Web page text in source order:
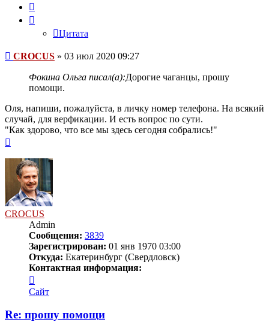
Цитата
Сообщение
CROCUS » 03 июл 2020 09:27
Фокина Ольга писал(а):Дорогие чаганцы, прошу
помощи.
Оля, напиши, пожалуйста, в личку номер телефона. На всякий
случай, для верфикации. И есть вопрос по сути.
"Как здорово, что все мы здесь сегодня собрались!"
началу
CROCUS
Admin
Сообщения: 3839
Зарегистрирован: 01 янв 1970 03:00
Откуда: Екатеринбург (Свердловск)
Контактная информация:
информация
пользователя
Сайт
Re: прошу помощи